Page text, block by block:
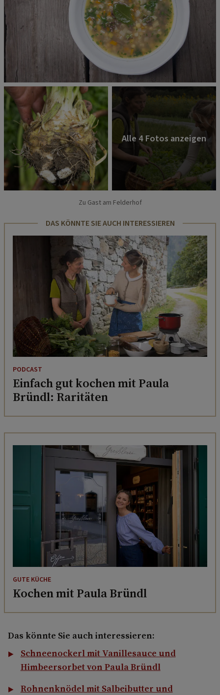
Zu Gast am Felderhof
DAS KÖNNTE SIE AUCH INTERESSIEREN
PODCAST
Einfach gut kochen mit Paula
Bründl: Raritäten
GUTE KÜCHE
Kochen mit Paula Bründl
Das könnte Sie auch interessieren:
Schneenockerl mit Vanillesauce und
Himbeersorbet von Paula Bründl
Rohnenknödel mit Salbeibutter und